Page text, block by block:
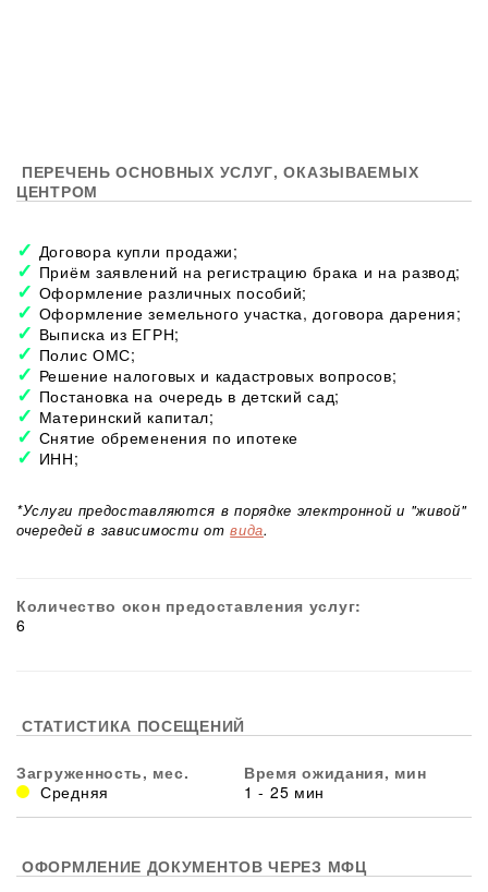
ПЕРЕЧЕНЬ ОСНОВНЫХ УСЛУГ, ОКАЗЫВАЕМЫХ
ЦЕНТРОМ
Договора купли продажи;
Приём заявлений на регистрацию брака и на развод;
Оформление различных пособий;
Оформление земельного участка, договора дарения;
Выписка из ЕГРН;
Полис ОМС;
Решение налоговых и кадастровых вопросов;
Постановка на очередь в детский сад;
Материнский капитал;
Снятие обременения по ипотеке
ИНН;
*Услуги предоставляются в порядке электронной и "живой"
очередей в зависимости отвида.
Количество окон предоставления услуг:
6
СТАТИСТИКА ПОСЕЩЕНИЙ
Загруженность, мес.
Средняя
Время ожидания, мин
1 - 25 мин
ОФОРМЛЕНИЕ ДОКУМЕНТОВ ЧЕРЕЗ МФЦ